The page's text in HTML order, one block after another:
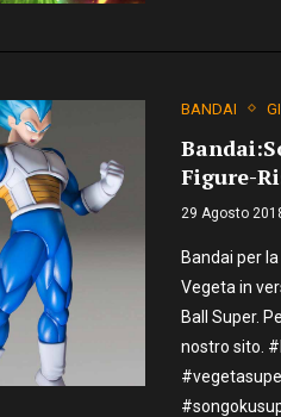
BANDAI
Figure-
29 Agosto
Bandai per
Vegeta in
Ball Super.
nostro sito.